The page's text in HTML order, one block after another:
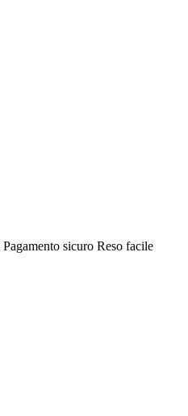
Pagamento sicuro Reso facile